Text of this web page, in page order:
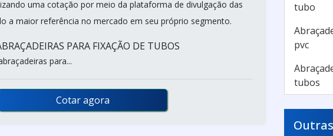
uma cotação por meio da plataforma de divulgação das
a maior referência no mercado em seu próprio segmento.
PARA FIXAÇÃO DE TUBOS
para...
Cotar agora
tubo
pvc
tubos